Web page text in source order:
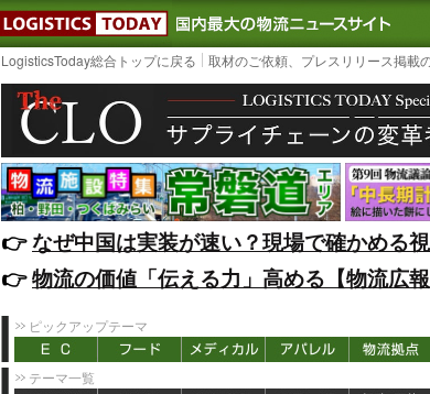
LOGISTICS TODAY｜国内最大
LogisticsToday総合トップに戻る 取材のご依頼、プレスリリース掲載
👉️なぜ中国は実装が速い？現場で確かめる
👉️物流の価値「伝える力」高める【物流広
ピックアップテーマ
テーマ一覧